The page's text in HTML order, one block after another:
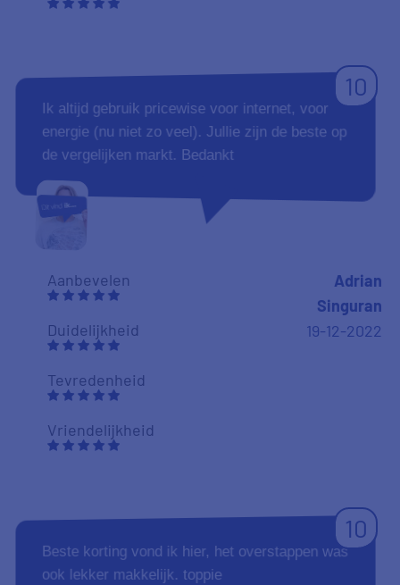
10
Ik altijd gebruik pricewise voor internet, voor
energie (nu niet zo veel). Jullie zijn de beste op
de vergelijken markt. Bedankt
Aanbevelen
Duidelijkheid
Tevredenheid
Vriendelijkheid
Adrian
Singuran
19-12-2022
10
Beste korting vond ik hier, het overstappen was
ook lekker makkelijk. toppie